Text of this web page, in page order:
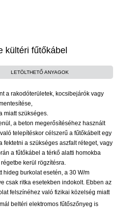
kültéri fűtőkábel
LETÖLTHETŐ ANYAGOK
a rakodóterületek, kocsibejárók vagy
miatt szükséges.
a beton megerősítéséhez használt
telepítéskor célszerű a fűtőkábelt egy
a szükséges aszfalt réteget, vagy
a fűtőkábel a térkő alatti homokba
kerül rögzítésra.
hideg burkolat esetén, a 30 W/m
csak ritka esetekben indokolt. Ebben az
felszínéhez való fizikai közelség miatt
beltéri elektromos fűtőszőnyeg is